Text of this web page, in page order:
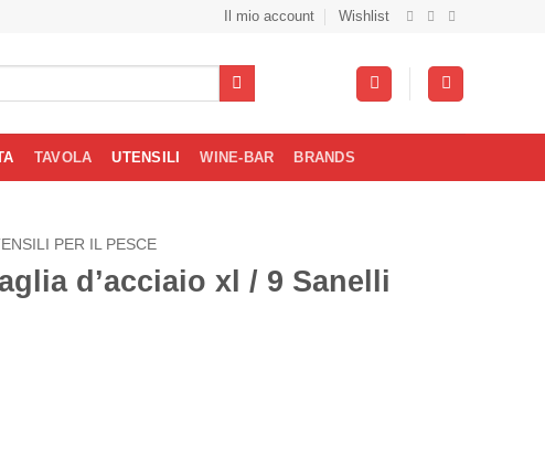
Il mio account Wishlist
TAVOLA UTENSILI WINE-BAR BRANDS
PER IL PESCE
d’acciaio xl / 9 Sanelli